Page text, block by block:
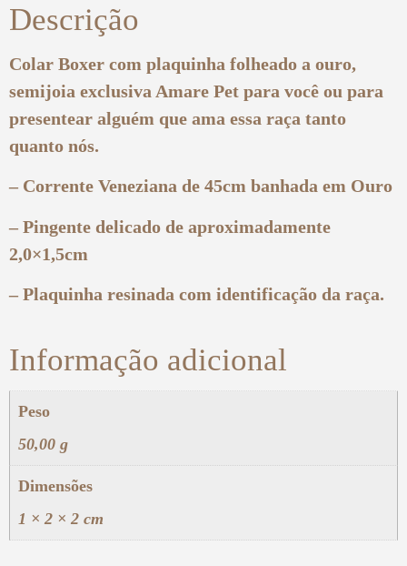
Descrição
Colar Boxer com plaquinha folheado a ouro,
semijoia exclusiva Amare Pet para você ou para
presentear alguém que ama essa raça tanto
quanto nós.
– Corrente Veneziana de 45cm banhada em Ouro
– Pingente delicado de aproximadamente
2,0×1,5cm
– Plaquinha resinada com identificação da raça.
Informação adicional
Peso
50,00 g
Dimensões
1 × 2 × 2 cm